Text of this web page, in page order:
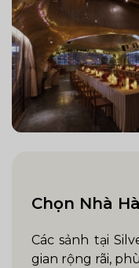
Chọn Nhà
Các sảnh tại
gian rộng rãi,